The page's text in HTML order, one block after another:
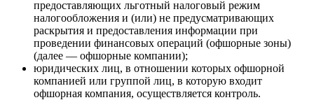
предоставляющих льготный налоговый режим
налогообложения и (или) не предусматривающих
раскрытия и предоставления информации при
проведении финансовых операций (офшорные зоны)
(далее — офшорные компании);
юридических лиц, в отношении которых офшорной
компанией или группой лиц, в которую входит
офшорная компания, осуществляется контроль.